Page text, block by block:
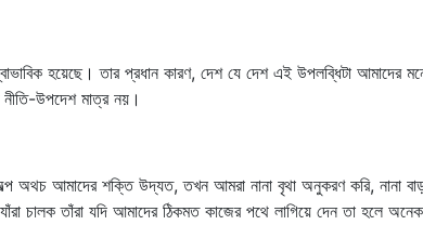
হয়েছে। তার প্রধান কারণ, দেশ যে দেশ এই উপলব্ধিটা আমাদের
উপদেশ মাত্র নয়।
অথচ আমাদের শক্তি উদ্যত, তখন আমরা নানা বৃথা অনুকরণ করি, নানা
চালক তাঁরা যদি আমাদের ঠিকমত কাজের পথে লাগিয়ে দেন তা হলে